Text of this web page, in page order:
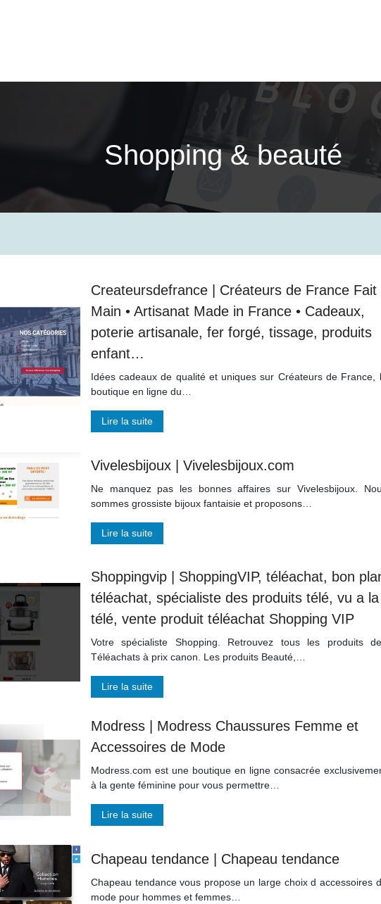
Shopping & beauté
Crea­teursdefran­ce | Créateurs de France Fait
Main • Artisanat Made in France • Cadeaux,
poterie artisanale, fer forgé, tissage, produits
enfant…
Idées cadeaux de qualité et uniques sur Créateurs de France,
boutique en ligne du…
Lire la suite
Viveles­bi­joux | Viveles­bi­joux.com
Ne manquez pas les bonnes affaires sur Vivelesbijoux.
sommes grossiste bijoux fantaisie et proposons…
Lire la suite
Shoppingvip | ShoppingVIP, téléachat, bon
téléachat, spécialiste des produits télé, vu a la
télé, vente produit téléachat Shopping VIP
Votre spécialiste Shopping. Retrouvez tous les produits
Téléachats à prix canon. Les produits Beauté,…
Lire la suite
Modress | Modress Chaussures Femme et
Accessoires de Mode
Modress.com est une boutique en ligne consacrée
à la gente féminine pour vous permettre…
Lire la suite
Chapeau tendance | Chapeau tendance
Chapeau tendance vous propose un large choix d accessoires
mode pour hommes et femmes…